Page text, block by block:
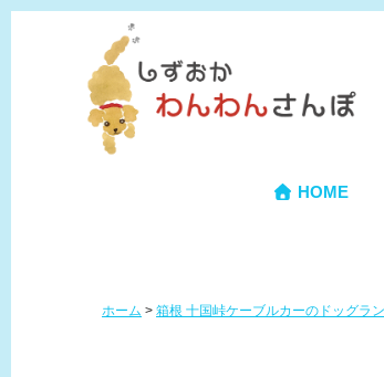
HOME
ホーム > 箱根 十国峠ケーブルカーのドッグラン